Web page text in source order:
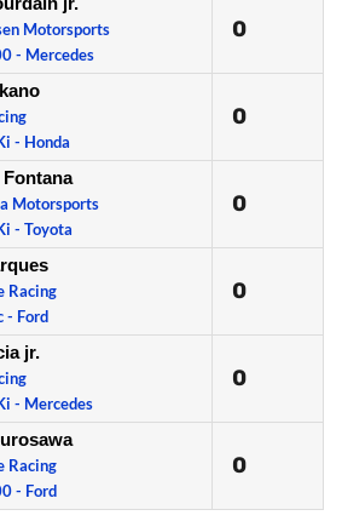
Motorsports
- Mercedes
0
- Honda
0
Motorsports
- Toyota
0
Racing
- Ford
0
jr.
- Mercedes
0
Racing
- Ford
0